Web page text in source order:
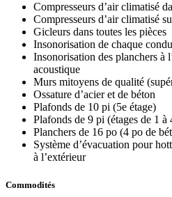
Compresseurs d’air climatisé
Compresseurs d’air climatisé
Gicleurs dans toutes les pièces
Insonorisation de chaque
Insonorisation des planchers à
acoustique
Murs mitoyens de qualité
Ossature d’acier et de béton
Plafonds de 10 pi (5e étage)
Plafonds de 9 pi (étages de 1 à
Planchers de 16 po (4 po de
Système d’évacuation pour
à l’extérieur
Commodités